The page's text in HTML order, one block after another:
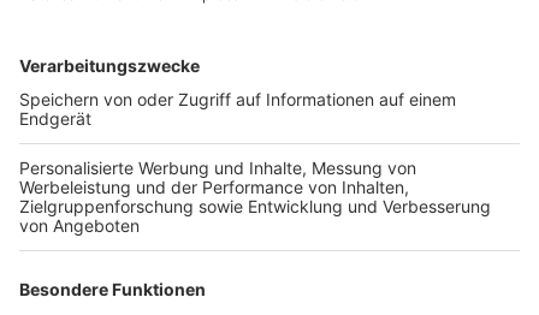
TOP-VEREINE
TOP-PARTNER